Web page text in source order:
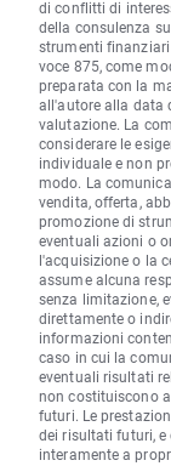
di conflitti di
della consulenza
strumenti
voce 875, come
preparata con la
all'autore alla data
valutazione. La
considerare le
individuale e non
modo. La
vendita, offerta,
promozione di
eventuali azioni o
l'acquisizione o la
assume alcuna
senza limitazione,
direttamente o
informazioni
caso in cui la
eventuali risultati
non costituiscono
futuri. Le
dei risultati futuri,
interamente a